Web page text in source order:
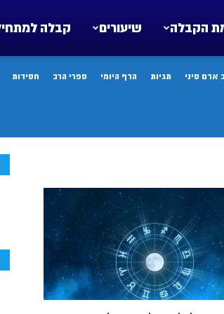
קבלה שיעורים הקבלה
אדם סיני תגיות הדף היומי ספרי הרב חסידות